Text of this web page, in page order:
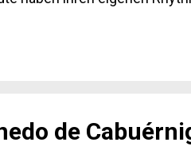
Weg, aber die Höhe
de